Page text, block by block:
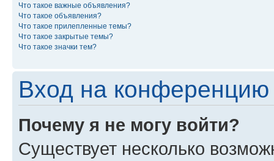
Что такое важные объявления?
Что такое объявления?
Что такое прилепленные темы?
Что такое закрытые темы?
Что такое значки тем?
Вход на конференцию
Почему я не могу войти?
Существует несколько